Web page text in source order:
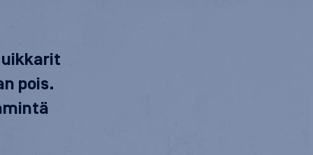
pois.